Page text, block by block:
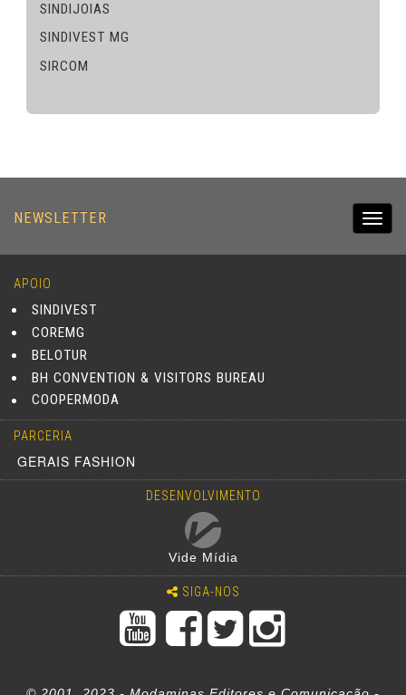
SINDIJOIAS
SINDIVEST MG
SIRCOM
NEWSLETTER
APOIO
SINDIVEST
COREMG
BELOTUR
BH CONVENTION & VISITORS BUREAU
COOPERMODA
PARCERIA
GERAIS FASHION
DESENVOLVIMENTO
Vide Mídia
SIGA-NOS